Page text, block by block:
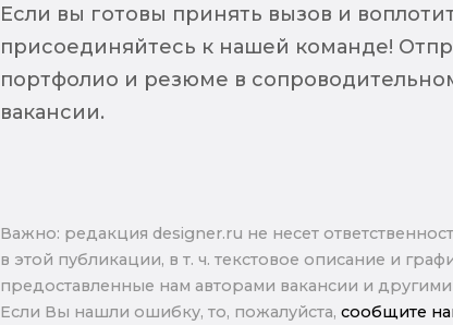
Если вы готовы принять вызов и
присоединяйтесь к нашей команде!
портфолио и резюме в
вакансии.
Важно: pедакция designer.ru не несет
в этой публикации, в т. ч. текстовое описание и
предоставленные нам авторами вакансии и
Если Вы нашли ошибку, то, пожалуйста, сообщите